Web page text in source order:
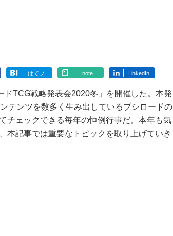
はてブ note LinkedIn
TCG戦略発表会2020冬」を開催した。本発
テンツを数多く生み出しているブシロードの
チェックできる毎年の恒例行事だ。本年も気
本記事では重要なトピックを取り上げていき